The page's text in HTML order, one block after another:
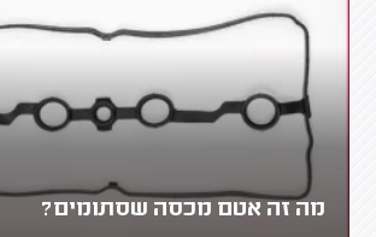
מה זה אטם מכסה שסתומים?